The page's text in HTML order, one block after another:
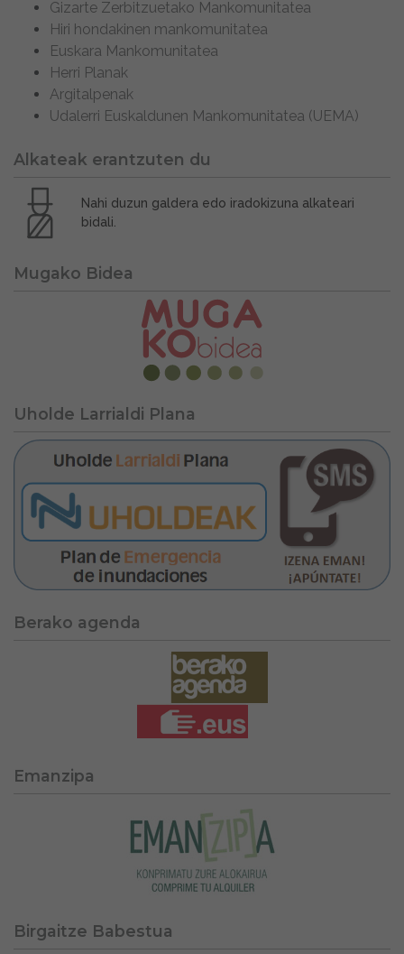
Gizarte Zerbitzuetako Mankomunitatea
Hiri hondakinen mankomunitatea
Euskara Mankomunitatea
Herri Planak
Argitalpenak
Udalerri Euskaldunen Mankomunitatea (UEMA)
Alkateak erantzuten du
Nahi duzun galdera edo iradokizuna alkateari
bidali.
Mugako Bidea
Uholde Larrialdi Plana
Berako agenda
Emanzipa
Birgaitze Babestua